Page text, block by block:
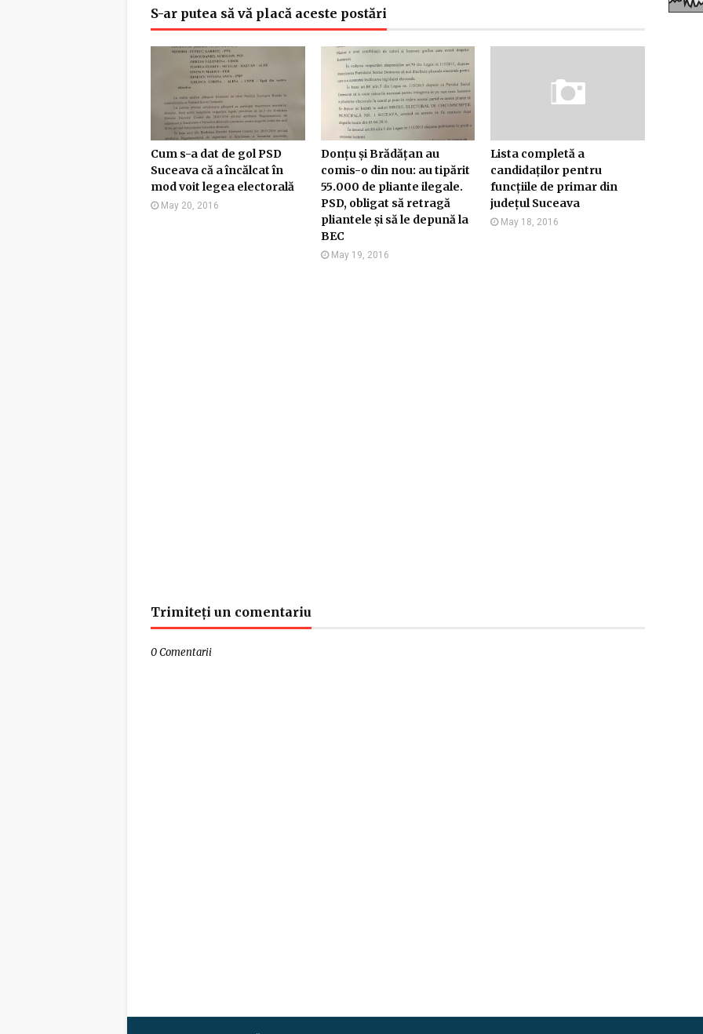
S-ar putea să vă placă aceste postări
Cum s-a dat de gol PSD
Suceava că a încălcat în
mod voit legea electorală
May 20, 2016
Donțu și Brădățan au
comis-o din nou: au tipărit
55.000 de pliante ilegale.
PSD, obligat să retragă
pliantele și să le depună la
BEC
May 19, 2016
Lista completă a
candidaților pentru
funcțiile de primar din
județul Suceava
May 18, 2016
Trimiteți un comentariu
0 Comentarii